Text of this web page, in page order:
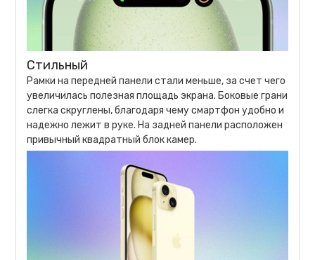
Стильный
Рамки на передней панели стали меньше, за счет чего
увеличилась полезная площадь экрана. Боковые грани
слегка скруглены, благодаря чему смартфон удобно и
надежно лежит в руке. На задней панели расположен
привычный квадратный блок камер.